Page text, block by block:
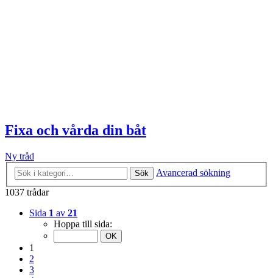
Fixa och vårda din båt
Ny tråd
Sök
Avancerad sökning
1037 trådar
Sida 1 av 21
Hoppa till sida:
1
2
3